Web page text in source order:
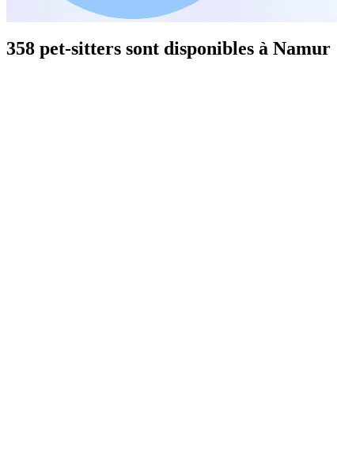
358 pet-sitters sont disponibles à Namur